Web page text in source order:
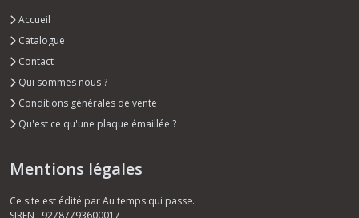
Accueil
Catalogue
Contact
Qui sommes nous ?
Conditions générales de vente
Qu'est ce qu'une plaque émaillée ?
Mentions légales
Ce site est édité par Au temps qui passe.
SIREN : 92787793600017